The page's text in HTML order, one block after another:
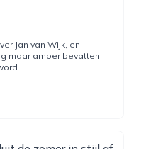
Jan van Wijk, en
maar amper bevatten: